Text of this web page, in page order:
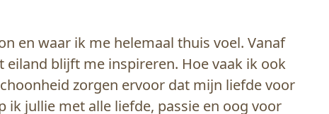
en waar ik me helemaal thuis voel. Vanaf
blijft me inspireren. Hoe vaak ik ook
zorgen ervoor dat mijn liefde voor
ik jullie met alle liefde, passie en oog voor